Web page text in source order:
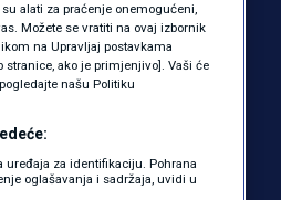
alati za praćenje onemogućeni,
Možete se vratiti na ovaj izbornik
na Upravljaj postavkama
ako je primjenjivo]. Vaši će
našu Politiku
za identifikaciju. Pohrana
oglašavanja i sadržaja, uvidi u